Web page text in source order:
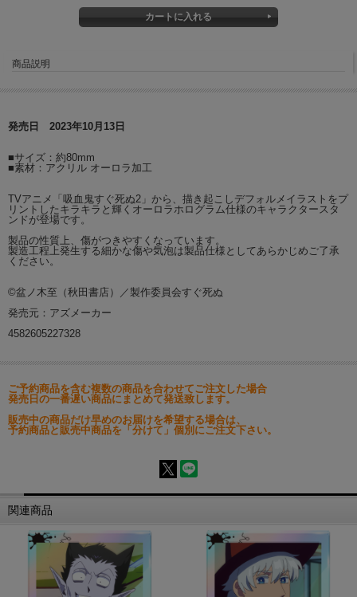
商品説明
発売日 2023年10月13日
■サイズ：約80mm
■素材：アクリル オーロラ加工
TVアニメ「吸血鬼すぐ死ぬ2」から、描き起こしデフォルメイラストをプ
リントしたキラキラと輝くオーロラホログラム仕様のキャラクタースタ
ンドが登場です。
製品の性質上、傷がつきやすくなっています。
製造工程上発生する細かな傷や気泡は製品仕様としてあらかじめご了承
ください。
©盆ノ木至（秋田書店）／製作委員会すぐ死ぬ
発売元：アズメーカー
4582605227328
ご予約商品を含む複数の商品を合わせてご注文した場合
発売日の一番遅い商品にまとめて発送致します。
販売中の商品だけ早めのお届けを希望する場合は、
予約商品と販売中商品を「分けて」個別にご注文下さい。
関連商品